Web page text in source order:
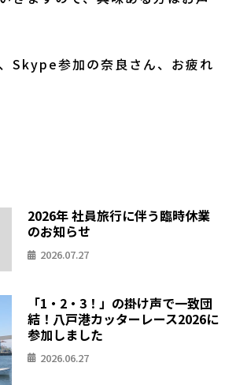
Skype参加の奈良さん、お疲れ
2026年 社員旅行に伴う臨時休業
のお知らせ
2026.07.27
「1・2・3！」の掛け声で一致団
結！八戸港カッターレース2026に
参加しました
2026.06.27